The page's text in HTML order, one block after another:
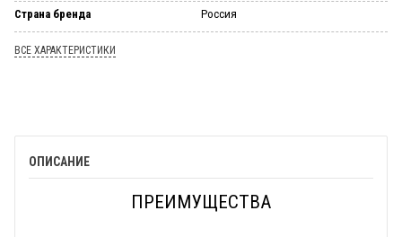
Страна бренда Россия
ВСЕ ХАРАКТЕРИСТИКИ
ОПИСАНИЕ
ПРЕИМУЩЕСТВА